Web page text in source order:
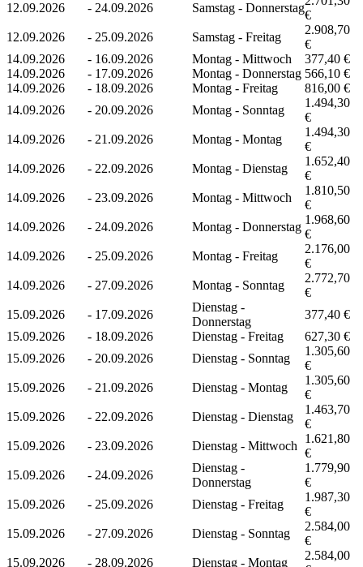
12.09.2026 - 24.09.2026 Samstag - Donnerstag
€
12.09.2026
- 25.09.2026 Samstag - Freitag
2.908,70
€
14.09.2026
- 16.09.2026 Montag - Mittwoch
377,40 €
14.09.2026
- 17.09.2026 Montag - Donnerstag 566,10 €
14.09.2026
- 18.09.2026 Montag - Freitag
816,00 €
14.09.2026
- 20.09.2026 Montag - Sonntag
1.494,30
€
14.09.2026
- 21.09.2026 Montag - Montag
1.494,30
€
14.09.2026
- 22.09.2026 Montag - Dienstag
1.652,40
€
14.09.2026
- 23.09.2026 Montag - Mittwoch
1.810,50
€
14.09.2026
- 24.09.2026 Montag - Donnerstag
1.968,60
€
14.09.2026
- 25.09.2026 Montag - Freitag
2.176,00
€
14.09.2026
- 27.09.2026 Montag - Sonntag
2.772,70
€
15.09.2026
- 17.09.2026
Dienstag -
Donnerstag
377,40 €
15.09.2026
- 18.09.2026 Dienstag - Freitag
627,30 €
15.09.2026
- 20.09.2026 Dienstag - Sonntag
1.305,60
€
15.09.2026
- 21.09.2026 Dienstag - Montag
1.305,60
€
15.09.2026
- 22.09.2026 Dienstag - Dienstag
1.463,70
€
15.09.2026
- 23.09.2026 Dienstag - Mittwoch
1.621,80
€
15.09.2026
- 24.09.2026
Dienstag -
Donnerstag
1.779,90
€
15.09.2026
- 25.09.2026 Dienstag - Freitag
1.987,30
€
15.09.2026
- 27.09.2026 Dienstag - Sonntag
2.584,00
€
15.09.2026
- 28.09.2026 Dienstag - Montag
2.584,00